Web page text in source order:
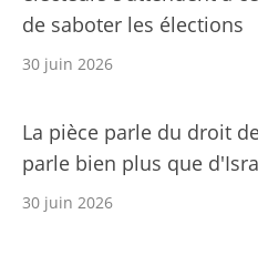
de saboter les élections
30 juin 2026
La pièce parle du droit
parle bien plus que
30 juin 2026